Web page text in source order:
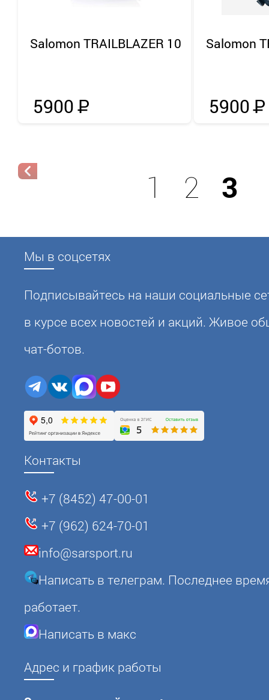
Salomon TRAILBLAZER 10
5900Р
Salomon
5900Р
1 2 3
Мы в соцсетях
Подписывайтесь на наши социальные
в курсе всех новостей и акций. Живое
чат-ботов.
Контакты
+7 (8452) 47-00-01
+7 (962) 624-70-01
info@sarsport.ru
Написать в телеграм. Последнее
работает.
Написать в макс
Адрес и график работы